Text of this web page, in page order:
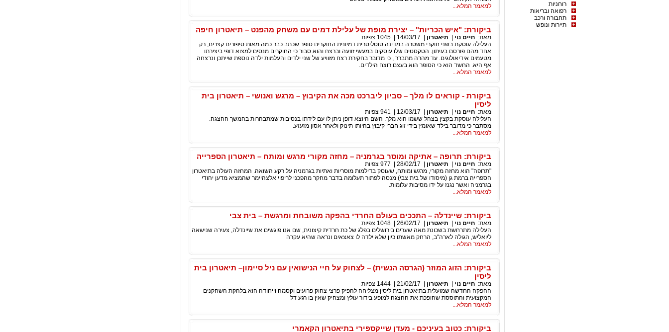
רוחניות
רפואה ובריאות
תחבורה ורכב
תיירות ונופש
למאמר המלא...
ביקורת: "איש הכריות" – יצירת מופת של עלילת דמים עם משחק מהפנט – תיאטרון חיפה
מאת: חיים נוי תיאטרון 14/03/17
1045 צפיות
העלילה עוסקת בשני חוקרי משטרה במדינה טוטליטרית דמיונית החוקרים סופר שכתב כבר כמה מאות סיפורים קצרים, רק
אחד מהם פורסם בעיתון. הטקסטים שלו עוסקים במעשי זוועה וברצח והוא סבור כי החוקרים מנסים למצוא דופי ביצירתו
מטעמים אידיאולוגים. עד מהרה מתברר , כי מדובר בחקירת רצח מזוויע של שני ילדים והעלמות ילדה נוספת שייתכן ונרצחה
אף היא. החשד הוא כי הסופר הוא בעצם רוצח הילדים.
למאמר המלא...
ביקורת - קוראים לו מלך – סביון ליברכט מכה את הקיבוץ – מרגש ואנושי – תיאטרון בית
ליסין
מאת: חיים נוי תיאטרון 12/03/17
941 צפיות
העלילה עוסקת בקצין בצהל ששמו הוא מלך. השם היוצא דופן ניתן לו עם לידתו בנסיבות שמתבהרות בהמשך ההצגה.
מסתבר כי מדובר בילד שאומץ בידי זוג חברי קיבוץ בהיותו תינוק ולאחר אסון מזעזע.
למאמר המלא...
ביקורת: תרופה – אתיקה ומוסר בגרמניה – מחזה מקורי מרגש ומותח – תיאטרון הספרייה
מאת: חיים נוי תיאטרון 28/02/17
977 צפיות
"תרופה" הוא מחזה מקורי, מרגש ומותח, שעוסק בדילמות מוסריות ואתיות בגרמניה על רקע השואה. המחזה העולה בתיאטרון
הספרייה ברמת גן (מיסודו של בית צבי) מנסה לפתור תעלומה בדבר מחקר מהפכני לריפוי אלצהיימר שהמציא מדען יהודי
בגרמניה ואשר נגנז על ידו מסיבות עלומות.
למאמר המלא...
ביקורת: שיינדלה – התככים בעולם החרדי בהפקה משובחת ומרגשת – בית צבי
מאת: חיים נוי תיאטרון 26/02/17
1048 צפיות
העלילה מתרחשת בשכונת מאה שערים בירושלים בפלג של כת חרדית קיצונית, שם אנו פוגשים את שיינדלה, צעירה שנישאה
ליואליש, הגולה לארה"ב, הרחק מאשתו כיון שלא ילדה לו צאצאים ונראה שהיא עקרה
למאמר המלא...
ביקורת: הזוג המוזר (הגרסה הנשית) – לצחוק על חיי הנישואין עם ניל סיימון– תיאטרון בית
ליסין
מאת: חיים נוי תיאטרון 21/02/17
1444 צפיות
ההפקה החדשה שמועלית בתיאטרון בית ליסין מצליחה להפיק פרצי צחוק פרועים וקסמה וייחודה הוא בלהקת השחקנים
המקצועית והתוססת שהופכת את ההצגה למופע בידור עולץ ומצחיק שאין בו רגע דל
למאמר המלא...
ביקורת: כטוב בעיניכם - מעדן שייקספירי בתיאטרון הקאמרי